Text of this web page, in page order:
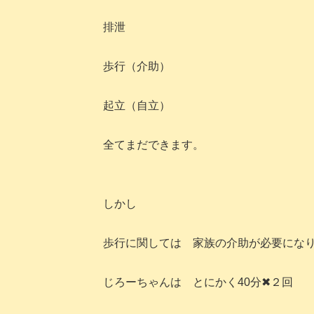
排泄
歩行（介助）
起立（自立）
全てまだできます。
しかし
歩行に関しては 家族の介助が必要にな
じろーちゃんは とにかく40分✖２回